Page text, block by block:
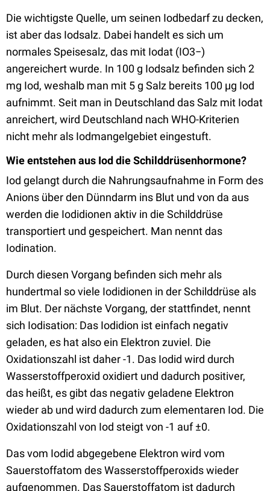
Die wichtigste Quelle, um seinen Iodbedarf zu decken,
ist aber das Iodsalz. Dabei handelt es sich um
normales Speisesalz, das mit Iodat (IO3−)
angereichert wurde. In 100 g Iodsalz befinden sich 2
mg Iod, weshalb man mit 5 g Salz bereits 100 µg Iod
aufnimmt. Seit man in Deutschland das Salz mit Iodat
anreichert, wird Deutschland nach WHO-Kriterien
nicht mehr als Iodmangelgebiet eingestuft.
Wie entstehen aus Iod die Schilddrüsenhormone?
Iod gelangt durch die Nahrungsaufnahme in Form des
Anions über den Dünndarm ins Blut und von da aus
werden die Iodidionen aktiv in die Schilddrüse
transportiert und gespeichert. Man nennt das
Iodination.
Durch diesen Vorgang befinden sich mehr als
hundertmal so viele Iodidionen in der Schilddrüse als
im Blut. Der nächste Vorgang, der stattfindet, nennt
sich Iodisation: Das Iodidion ist einfach negativ
geladen, es hat also ein Elektron zuviel. Die
Oxidationszahl ist daher -1. Das Iodid wird durch
Wasserstoffperoxid oxidiert und dadurch positiver,
das heißt, es gibt das negativ geladene Elektron
wieder ab und wird dadurch zum elementaren Iod. Die
Oxidationszahl von Iod steigt von -1 auf ±0.
Das vom Iodid abgegebene Elektron wird vom
Sauerstoffatom des Wasserstoffperoxids wieder
aufgenommen. Das Sauerstoffatom ist dadurch